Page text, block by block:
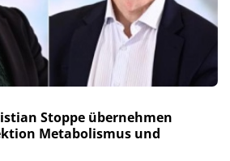
Stoppe übernehmen
Metabolismus und